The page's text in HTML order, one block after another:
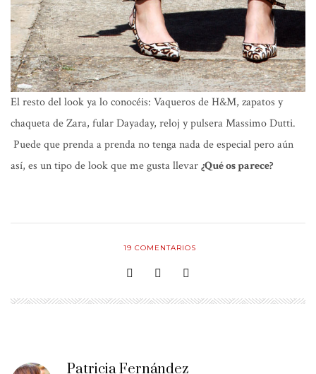
El resto del look ya lo conocéis: Vaqueros de H&M, zapatos y
chaqueta de Zara, fular Dayaday, reloj y pulsera Massimo Dutti.
Puede que prenda a prenda no tenga nada de especial pero aún
así, es un tipo de look que me gusta llevar¿Qué os parece?
19 COMENTARIOS
Patricia Fernández